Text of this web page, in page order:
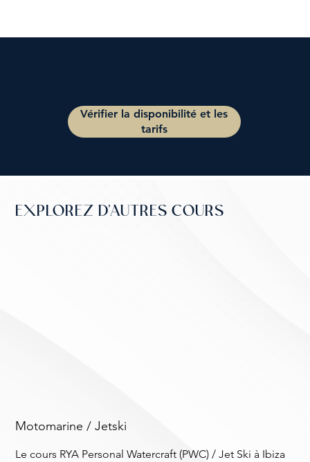
Vérifier la disponibilité et les
tarifs
Motomarine / Jetski
Le cours RYA Personal Watercraft (PWC) / Jet Ski à Ibiza
EXPLOREZ D'AUTRES COURS